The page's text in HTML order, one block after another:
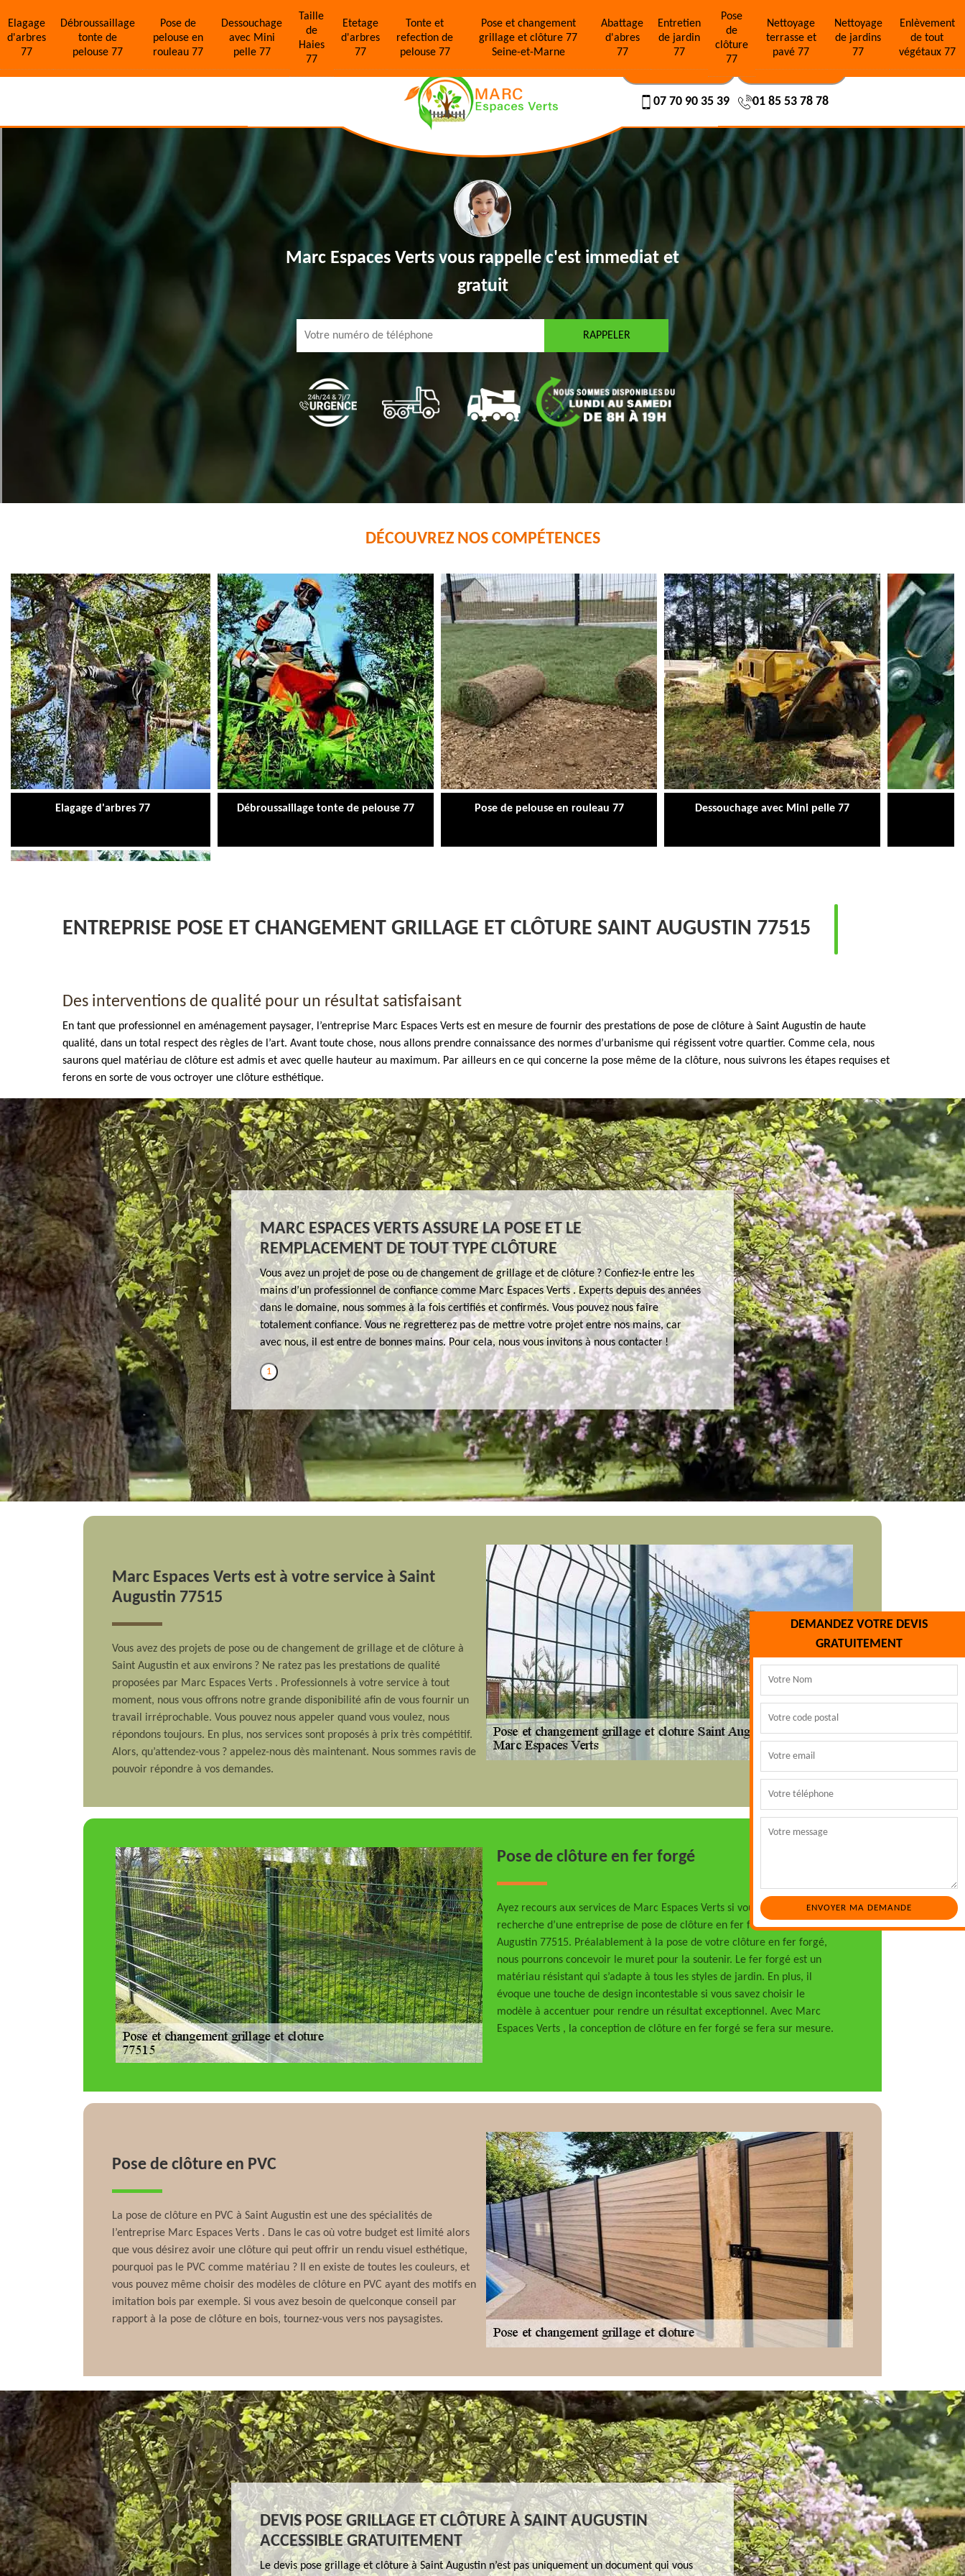
Elagage
d'arbres
77
Débroussaillage
tonte de
pelouse 77
Pose de
pelouse en
rouleau 77
Dessouchage
avec Mini
pelle 77
Taille
de
Haies
77
Etetage
d'arbres
77
Tonte et
refection de
pelouse 77
Pose et changement
grillage et clôture 77
Seine-et-Marne
Abattage
d'abres
77
Entretien
de jardin
77
Pose
de
clôture
77
Nettoyage
terrasse et
pavé 77
Nettoyage
de jardins
77
Enlèvement
de tout
végétaux 77
NOS RÉALISATIONS NOUS CONTACTER
07 70 90 35 39 01 85 53 78 78
Marc Espaces Verts vous rappellec'est immediat et
gratuit
DÉCOUVREZ NOS COMPÉTENCES
Elagage d'arbres 77 Débroussaillage tonte de pelouse 77 Pose de pelouse en rouleau 77 Dessouchage avec Mini pelle 77
DEMANDEZ VOTRE DEVIS
GRATUITEMENT
ENTREPRISE POSE ET CHANGEMENT GRILLAGE ET CLÔTURE SAINT AUGUSTIN 77515
Des interventions de qualité pour un résultat satisfaisant
En tant que professionnel en aménagement paysager, l’entreprise Marc Espaces Verts est en mesure de fournir des prestations de pose de clôture à Saint Augustin de haute
qualité, dans un total respect des règles de l’art. Avant toute chose, nous allons prendre connaissance des normes d’urbanisme qui régissent votre quartier. Comme cela, nous
saurons quel matériau de clôture est admis et avec quelle hauteur au maximum. Par ailleurs en ce qui concerne la pose même de la clôture, nous suivrons les étapes requises et
ferons en sorte de vous octroyer une clôture esthétique.
MARC ESPACES VERTS ASSURE LA POSE ET LE
REMPLACEMENT DE TOUT TYPE CLÔTURE
Vous avez un projet de pose ou de changement de grillage et de clôture ? Confiez-le entre les
mains d’un professionnel de confiance comme Marc Espaces Verts . Experts depuis des années
dans le domaine, nous sommes à la fois certifiés et confirmés. Vous pouvez nous faire
totalement confiance. Vous ne regretterez pas de mettre votre projet entre nos mains, car
avec nous, il est entre de bonnes mains. Pour cela, nous vous invitons à nous contacter !
1
Marc Espaces Verts est à votre service à Saint
Augustin 77515
Vous avez des projets de pose ou de changement de grillage et de clôture à
Saint Augustin et aux environs ? Ne ratez pas les prestations de qualité
proposées par Marc Espaces Verts . Professionnels à votre service à tout
moment, nous vous offrons notre grande disponibilité afin de vous fournir un
travail irréprochable. Vous pouvez nous appeler quand vous voulez, nous
répondons toujours. En plus, nos services sont proposés à prix très compétitif.
Alors, qu’attendez-vous ? appelez-nous dès maintenant. Nous sommes ravis de
pouvoir répondre à vos demandes.
Pose de clôture en fer forgé
Ayez recours aux services de Marc Espaces Verts si vous êtes à la
recherche d’une entreprise de pose de clôture en fer forgé à Saint
Augustin 77515. Préalablement à la pose de votre clôture en fer forgé,
nous pourrons concevoir le muret pour la soutenir. Le fer forgé est un
matériau résistant qui s’adapte à tous les styles de jardin. En plus, il
évoque une touche de design incontestable si vous savez choisir le
modèle à accentuer pour rendre un résultat exceptionnel. Avec Marc
Espaces Verts , la conception de clôture en fer forgé se fera sur mesure.
Pose de clôture en PVC
La pose de clôture en PVC à Saint Augustin est une des spécialités de
l’entreprise Marc Espaces Verts . Dans le cas où votre budget est limité alors
que vous désirez avoir une clôture qui peut offrir un rendu visuel esthétique,
pourquoi pas le PVC comme matériau ? Il en existe de toutes les couleurs, et
vous pouvez même choisir des modèles de clôture en PVC ayant des motifs en
imitation bois par exemple. Si vous avez besoin de quelconque conseil par
rapport à la pose de clôture en bois, tournez-vous vers nos paysagistes.
DEVIS POSE GRILLAGE ET CLÔTURE À SAINT AUGUSTIN
ACCESSIBLE GRATUITEMENT
Le devis pose grillage et clôture à Saint Augustin n’est pas uniquement un document qui vous